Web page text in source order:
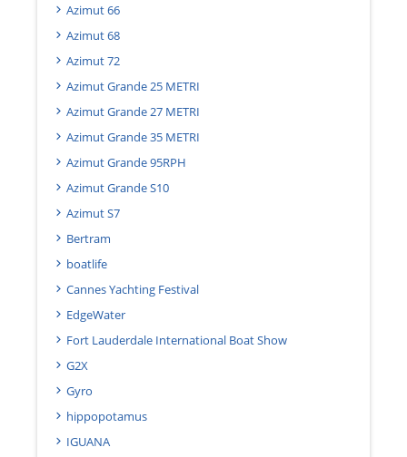
Azimut 66
Azimut 68
Azimut 72
Azimut Grande 25 METRI
Azimut Grande 27 METRI
Azimut Grande 35 METRI
Azimut Grande 95RPH
Azimut Grande S10
Azimut S7
Bertram
boatlife
Cannes Yachting Festival
EdgeWater
Fort Lauderdale International Boat Show
G2X
Gyro
hippopotamus
IGUANA